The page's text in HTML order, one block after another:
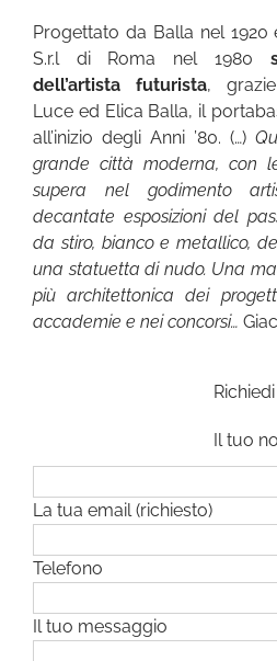
Progettato da Balla nel
S.r.l di Roma nel 1980
dell’artista futurista,
Luce ed Elica Balla, il
all’inizio degli Anni ’80. (…)
grande città moderna, con
supera nel godimento
decantate esposizioni del
da stiro, bianco e metallico,
una statuetta di nudo. Una
più architettonica dei
accademie e nei concorsi…
Il tuo
La tua email (richiesto)
Telefono
Il tuo messaggio